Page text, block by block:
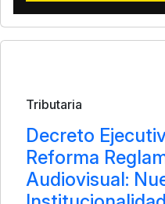
Tributaria
Decreto
Reforma
Audiovisual: